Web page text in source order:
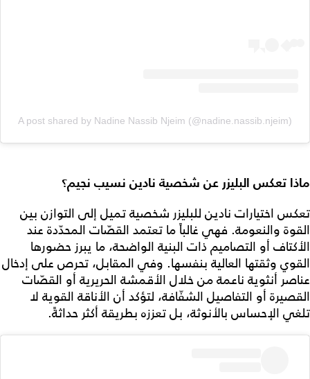
A post shared by Nadine Nassib Njeim (@nadine.nassib.njeim)
ماذا تعكس البليزر عن شخصية نادين نسيب نجيم؟
تعكس اختيارات نادين للبليزر شخصية تميل إلى التوازن بين
القوة والنعومة. فهي غالباً ما تعتمد القصّات المحدّدة عند
الأكتاف أو التصاميم ذات البنية الواضحة، ما يبرز حضورها
القوي وثقتها العالية بنفسها. وفي المقابل، تحرص على إدخال
عناصر أنثوية ناعمة من خلال الأقمشة الحريرية أو القصّات
القصيرة أو التفاصيل الشفّافة، لتؤكد أن الأناقة القوية لا
تلغي الإحساس بالأنوثة، بل تعززه بطريقة أكثر حداثةً.